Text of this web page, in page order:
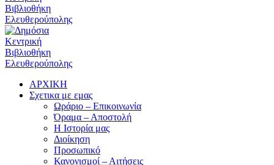
ΑΡΧΙΚΗ
Σχετικα με εμας
Ωράριο – Επικοινωνία
Όραμα – Αποστολή
Η Ιστορία μας
Διοίκηση
Προσωπικό
Κανονισμοί – Αιτήσεις